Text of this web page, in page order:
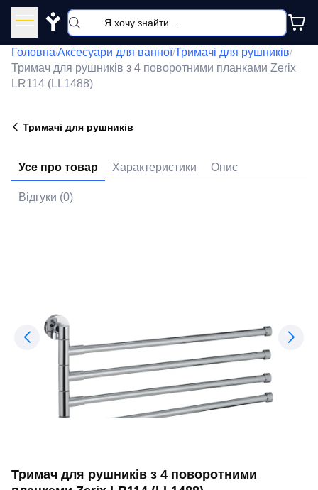
Y
Головна/Аксесуари для ванної/Тримачі для рушників/
Тримач для рушників з 4 поворотними планками Zerix
LR114 (LL1488)
Тримачі для рушників
Усе про товар Характеристики Опис
Відгуки (0)
Тримач для рушників з 4 поворотними